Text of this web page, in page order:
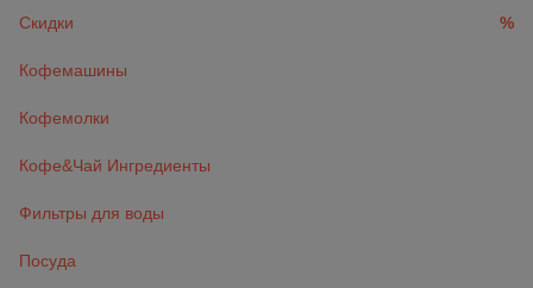
Скидки
%
Кофемашины
Кофемолки
Кофе&Чай Ингредиенты
Фильтры для воды
Посуда